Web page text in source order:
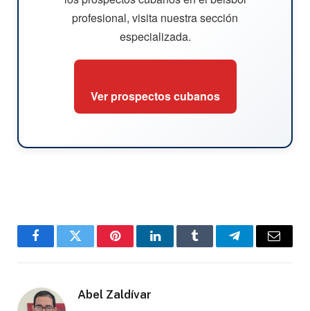
profesional, visita nuestra sección
especializada.
Ver prospectos cubanos
FacebookTwitter PinterestLinkedInTumblr TelegramEmail
Abel Zaldívar